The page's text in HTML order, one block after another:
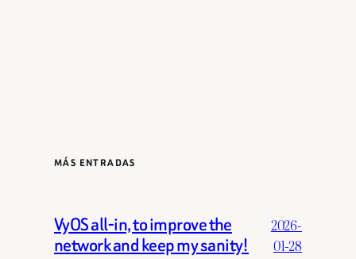
MÁS ENTRADAS
VyOS all-in, to improve the
network and keep my sanity!
2026-
01-28